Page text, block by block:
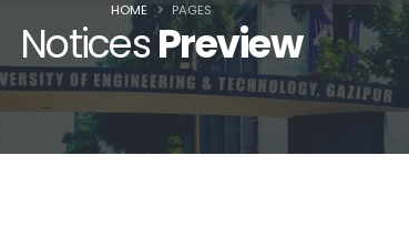
NoticesPreview
HOME PAGES